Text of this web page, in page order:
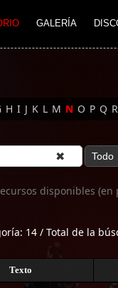
GALERÍA
H I J K L M N O P Q R
✖
disponibles
14 / Total de la
Texto